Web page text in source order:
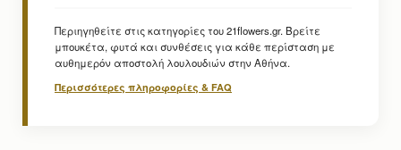
Περιηγηθείτε στις κατηγορίες του 21flowers.gr. Βρείτε
μπουκέτα, φυτά και συνθέσεις για κάθε περίσταση με
αυθημερόν αποστολή λουλουδιών στην Αθήνα.
Περισσότερες πληροφορίες & FAQ